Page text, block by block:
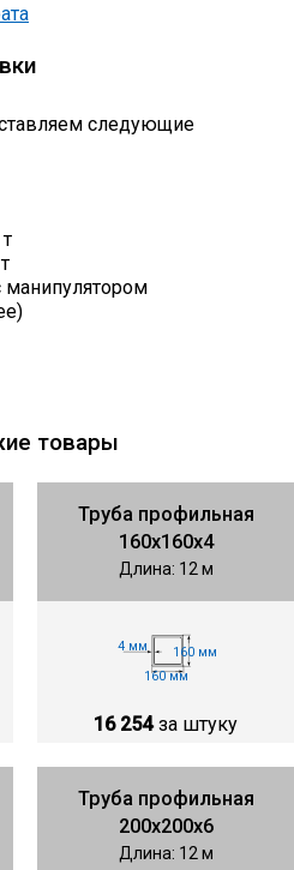
следующие
манипулятором
товары
Труба профильная
160х160х4
Длина: 12 м
4 мм
160 мм
160 мм
16 254 за штуку
Труба профильная
200х200х6
Длина: 12 м